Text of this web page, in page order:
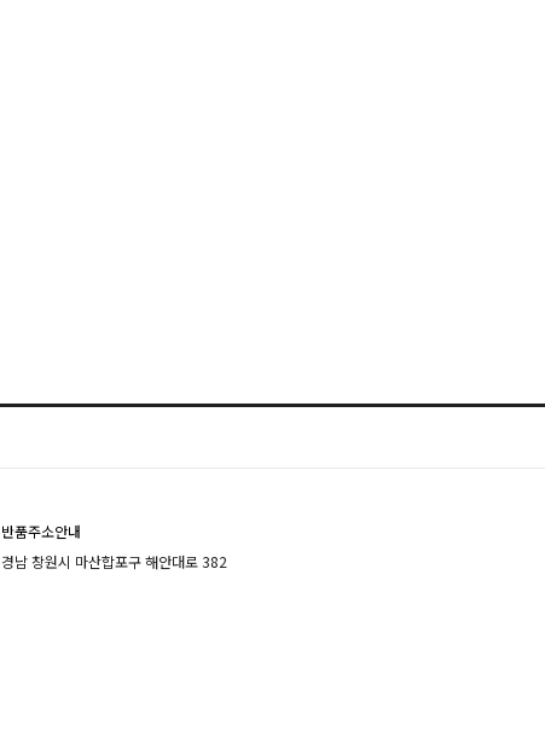
반품주소안내
경남 창원시 마산합포구 해안대로 382